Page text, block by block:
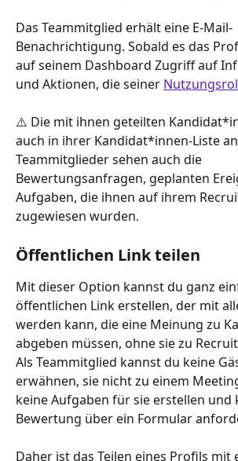
Das Teammitglied erhält eine E-Mail-
Benachrichtigung. Sobald es das
auf seinem Dashboard Zugriff auf
und Aktionen, die seiner
⚠️ Die mit ihnen geteilten
auch in ihrer Kandidat*innen-Liste
Teammitglieder sehen auch die
Bewertungsanfragen, geplanten
Aufgaben, die ihnen auf ihrem
zugewiesen wurden.
Öffentlichen Link teilen
Mit dieser Option kannst du ganz
öffentlichen Link erstellen, der mit
werden kann, die eine Meinung zu
abgeben müssen, ohne sie zu
Als Teammitglied kannst du keine
erwähnen, sie nicht zu einem
keine Aufgaben für sie erstellen und
Bewertung über ein Formular
Daher ist das Teilen eines Profils mit